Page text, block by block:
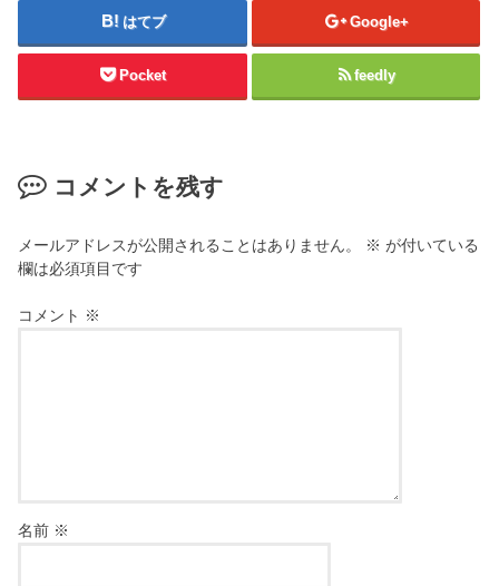
はてブ Google+
Pocket feedly
コメントを残す
メールアドレスが公開されることはありません。 ※ が付いている
欄は必須項目です
コメント ※
名前 ※